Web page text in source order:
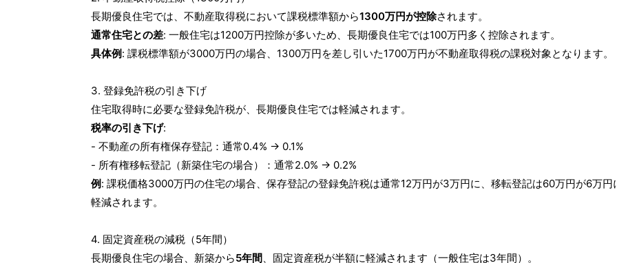
長期優良住宅では、不動産取得税において課税標準額から1300万円が控除されます。
通常住宅との差: 一般住宅は1200万円控除が多いため、長期優良住宅では100万円多く控除されます。
具体例: 課税標準額が3000万円の場合、1300万円を差し引いた1700万円が不動産取得税の課税対象となります。
3. 登録免許税の引き下げ
住宅取得時に必要な登録免許税が、長期優良住宅では軽減されます。
税率の引き下げ:
- 不動産の所有権保存登記：通常0.4% → 0.1%
- 所有権移転登記（新築住宅の場合）：通常2.0% → 0.2%
例: 課税価格3000万円の住宅の場合、保存登記の登録免許税は通常12万円が3万円に、移転登記は60万円が6万円
軽減されます。
4. 固定資産税の減税（5年間）
長期優良住宅の場合、新築から5年間、固定資産税が半額に軽減されます（一般住宅は3年間）。